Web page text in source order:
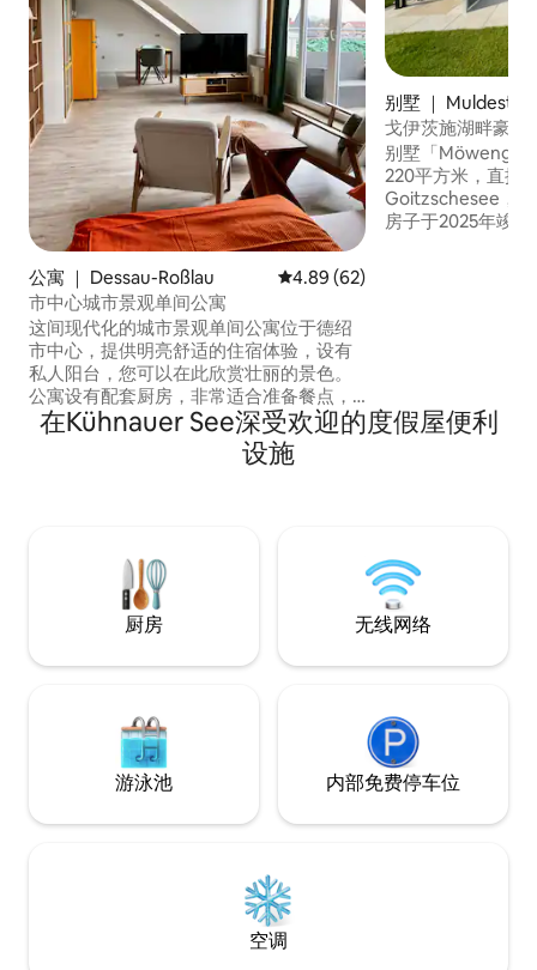
公寓 ｜ Dessau-Roßlau 平均评分 4.89 分（满分 5 分）
4.89 (62)
市中心城市景观单间公寓
这间现代化的城市景观单间公寓位于德绍
市中心，提供明亮舒适的住宿体验，设有
私人阳台，您可以在此欣赏壮丽的景色。
公寓设有配套厨房，非常适合准备餐点，
路边停车位很容易找到。 步行即可抵达餐
厅、面包店和超市，还可轻松前往德绍
（Dessau）的热门景点，包括包豪斯博物
别墅 ｜
戈伊茨施湖畔豪华
别墅「
220平方米，直接
Goitzschesee，
房子于2025年竣
在Kühnauer See深受欢迎的度假屋便利
设施
厨房 无线网络
游泳池 内部免费停车位
空调